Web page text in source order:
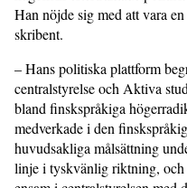
Han nöjde sig med att vara
skribent.
– Hans politiska plattform
centralstyrelse och Aktiva
bland finskspråkiga
medverkade i den
huvudsakliga målsättning
linje i tyskvänlig riktning, och